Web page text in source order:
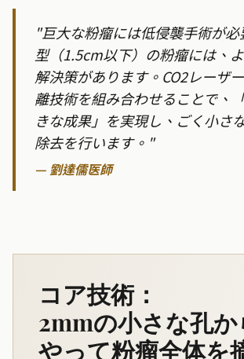
"巨大な粉瘤には低侵襲手術が
型（1.5cm以下）の粉瘤には、
解決策があります。CO2レーザ
離技術を組み合わせることで、
きな成果」を実現し、ごく小さ
除去を行います。 "
— 劉達儒医師
コア技術：
2mmの小さな孔か
やって粉瘤全体を